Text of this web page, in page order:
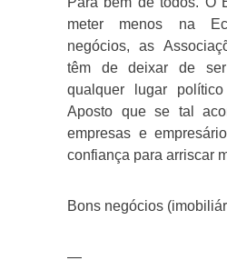
meter menos na
negócios, as
têm de deixar de ser
qualquer lugar
Aposto que se tal
empresas e
confiança para arriscar
Bons negócios
—